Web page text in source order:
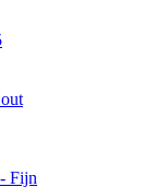
Fijn